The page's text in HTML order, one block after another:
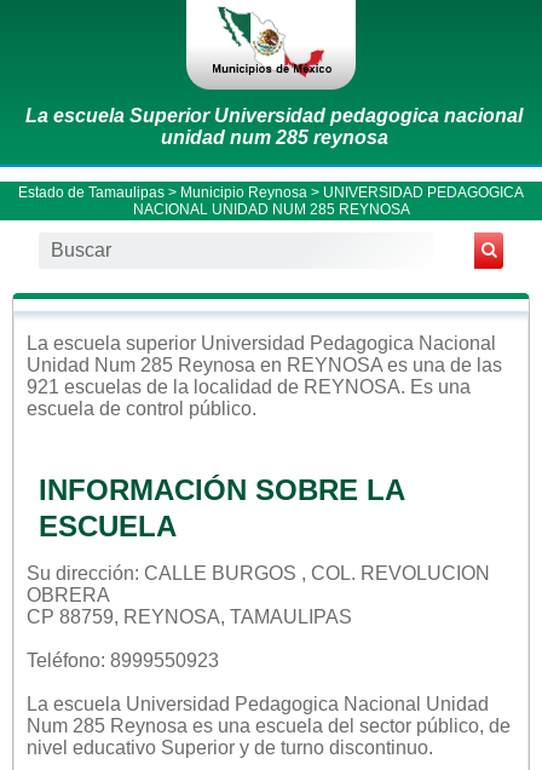
La escuela Superior Universidad pedagogica nacional
unidad num 285 reynosa
Estado de Tamaulipas > Municipio Reynosa > UNIVERSIDAD PEDAGOGICA
NACIONAL UNIDAD NUM 285 REYNOSA
La escuela superior Universidad Pedagogica Nacional
Unidad Num 285 Reynosa en REYNOSA es una de las
921 escuelas de la localidad de REYNOSA. Es una
escuela de control público.
INFORMACIÓN SOBRE LA
ESCUELA
Su dirección: CALLE BURGOS , COL. REVOLUCION
OBRERA
CP 88759, REYNOSA, TAMAULIPAS
Teléfono: 8999550923
La escuela Universidad Pedagogica Nacional Unidad
Num 285 Reynosa es una escuela del sector público, de
nivel educativo Superior y de turno discontinuo.